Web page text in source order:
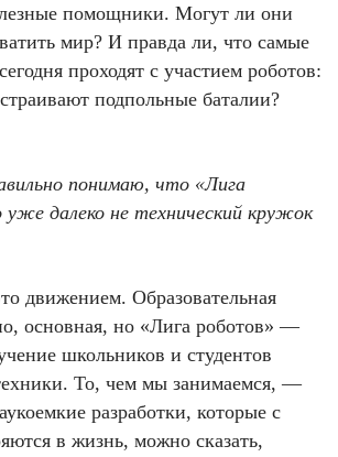
помощники. Могут ли они
мир? И правда ли, что самые
проходят с участием роботов:
подпольные баталии?
понимаю, что «Лига
далеко не технический кружок
движением. Образовательная
основная, но «Лига роботов» —
школьников и студентов
То, чем мы занимаемся, —
разработки, которые с
в жизнь, можно сказать,